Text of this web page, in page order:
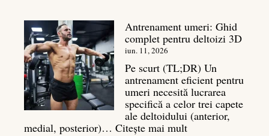
culturism:
Inamicul
tăcut
al
masei
musculare
Antrenament umeri: Ghid
complet pentru deltoizi 3D
iun. 11, 2026
Pe scurt (TL;DR) Un
antrenament eficient pentru
umeri necesită lucrarea
specifică a celor trei capete
ale deltoidului (anterior,
medial, posterior)… Citește mai mult: